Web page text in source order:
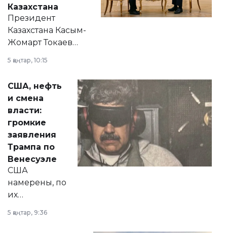
Казахстана
Президент
Казахстана Касым-
Жомарт Токаев
сразу несколько
актуальных тем —
от слухов о
политических
реформах до
вопросов армии,
экономики и
личного здоровья.
5 қаңтар, 10:15
США, нефть
и смена
власти:
громкие
заявления
Трампа по
Венесуэле
США
намерены, по
их
принести
5 қаңтар, 9:36